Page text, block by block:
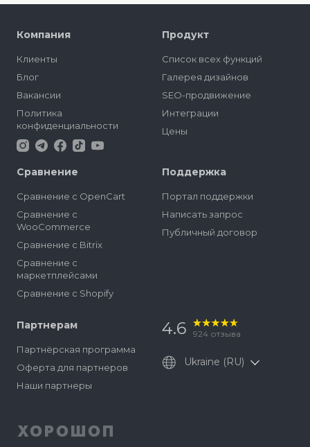
Компания
Клиенты
Блог
Вакансии
Политика
конфиденциальности
Продукт
Список всех функций
Галерея дизайнов
SEO-продвижение
Интеграции
Цены
Сравнение
Сравнение с OpenCart
Сравнение с
WooCommerce
Сравнение с Bitrix
Сравнение с
маркетплейсами
Сравнение с Shopify
Поддержка
Портал поддержки
Написать запрос
Публичный договор
Партнерам
Партнёрская программа
Оферта для партнеров
Наши партнеры
4.6 924 отзыва
Ukraine (RU)